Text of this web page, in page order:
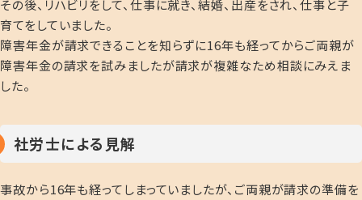
その後、リハビリをして、仕事に就き、結婚、出産をされ、仕事と子
育てをしていました。
障害年金が請求できることを知らずに16年も経ってからご両親が
障害年金の請求を試みましたが請求が複雑なため相談にみえま
した。
社労士による見解
事故から16年も経ってしまっていましたが、ご両親が請求の準備を